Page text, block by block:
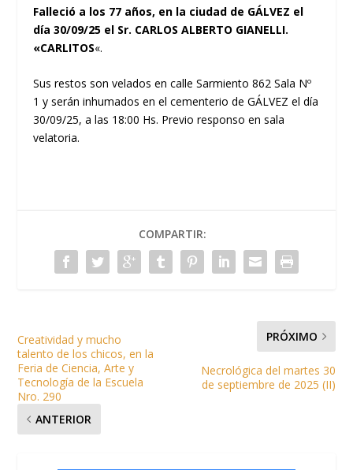
Falleció a los 77 años, en la ciudad de GÁLVEZ el
día 30/09/25 el Sr. CARLOS ALBERTO GIANELLI.
«CARLITOS«.
Sus restos son velados en calle Sarmiento 862 Sala Nº
1 y serán inhumados en el cementerio de GÁLVEZ el día
30/09/25, a las 18:00 Hs. Previo responso en sala
velatoria.
COMPARTIR:
Creatividad y mucho
talento de los chicos, en la
Feria de Ciencia, Arte y
Tecnología de la Escuela
Nro. 290
ANTERIOR
PRÓXIMO
Necrológica del martes 30
de septiembre de 2025 (II)